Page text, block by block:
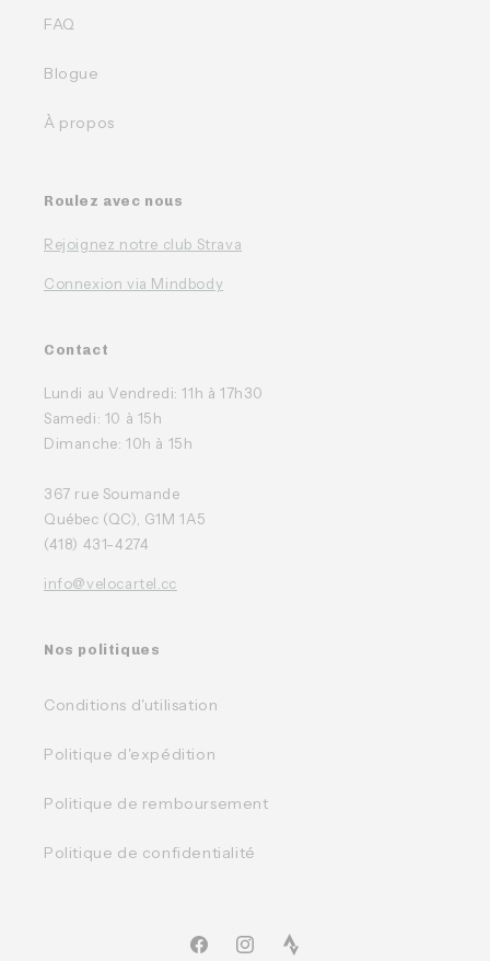
FAQ
Blogue
À propos
Roulez avec nous
Rejoignez notre club Strava
Connexion via Mindbody
Contact
Lundi au Vendredi: 11h à 17h30
Samedi: 10 à 15h
Dimanche: 10h à 15h
367 rue Soumande
Québec (QC), G1M 1A5
(418) 431-4274
info@velocartel.cc
Nos politiques
Conditions d'utilisation
Politique d'expédition
Politique de remboursement
Politique de confidentialité
FacebookInstagramTikTok